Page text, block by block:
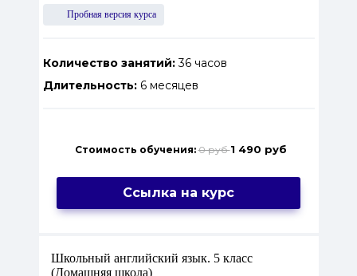
Пробная версия курса
Количество занятий:36 часов
Длительность:6 месяцев
Стоимость обучения: 0 руб1 490 руб
Ссылка на курс
Школьный английский язык. 5 класс
(Домашняя школа)